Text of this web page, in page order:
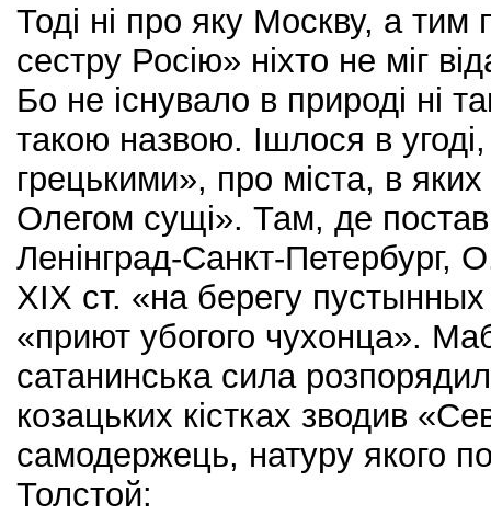
Тоді ні про яку Москву, а тим
сестру Росію» ніхто не міг
Бо не існувало в природі ні
такою назвою. Ішлося в
грецькими», про міста, в яких
Олегом сущі». Там, де
Ленінград-Санкт-Петербург,
ХІХ ст. «на берегу
«приют убогого чухонца».
сатанинська сила
козацьких кістках зводив
самодержець, натуру якого
Толстой: